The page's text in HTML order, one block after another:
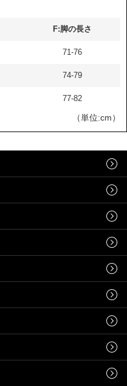
F:脚の長さ
71-76
74-79
77-82
（単位:cm）